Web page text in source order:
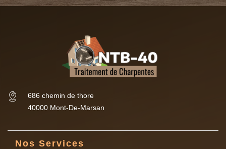
686 chemin de thore
40000 Mont-De-Marsan
Nos Services